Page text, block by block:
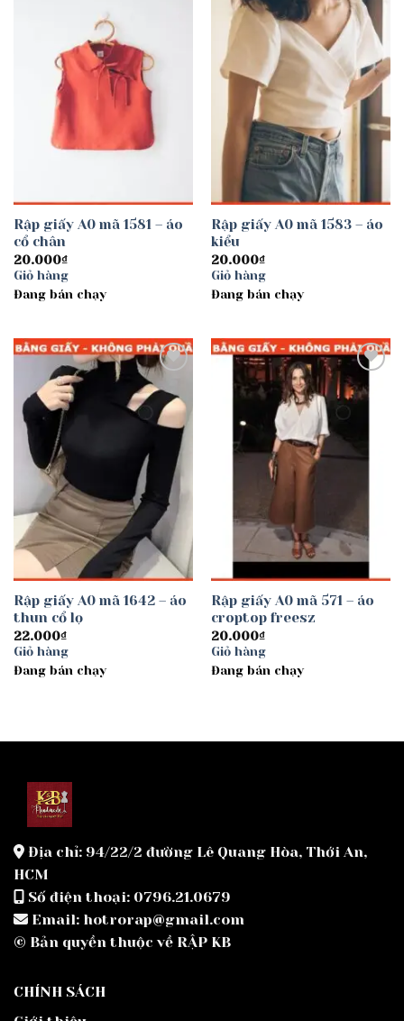
Rập giấy A0 mã 1581 – áo
cổ chân
20.000₫
Giỏ hàng
Đang bán chạy
Add to
wishlist
Rập giấy A0 mã 1583 – áo
kiểu
20.000₫
Giỏ hàng
Đang bán chạy
Add to
wishlist
Rập giấy A0 mã 1642 – áo
thun cổ lọ
22.000₫
Giỏ hàng
Đang bán chạy
Add to
wishlist
Rập giấy A0 mã 571 – áo
croptop freesz
20.000₫
Giỏ hàng
Đang bán chạy
Địa chỉ: 94/22/2 đường Lê Quang Hòa, Thới An,
HCM
Số điện thoại: 0796.21.0679
Email: hotrorap@gmail.com
© Bản quyền thuộc về RẬP KB
CHÍNH SÁCH